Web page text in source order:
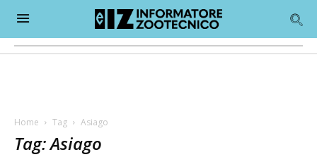
Home Tag Asiago
Tag: Asiago